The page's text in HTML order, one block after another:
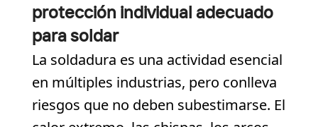
protección individual adecuado
para soldar
La soldadura es una actividad esencial
en múltiples industrias, pero conlleva
riesgos que no deben subestimarse. El